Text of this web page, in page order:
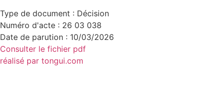
Type de document : Décision
Numéro d'acte : 26 03 038
Date de parution : 10/03/2026
Consulter le fichier pdf
réalisé par tongui.com